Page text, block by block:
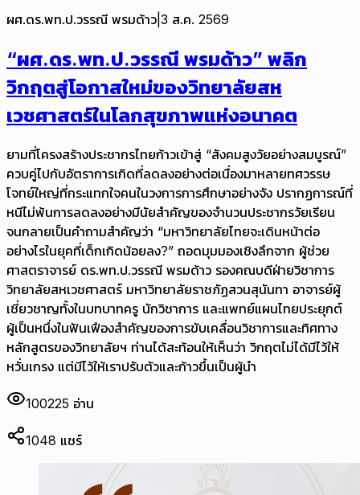
ผศ.ดร.พท.ป.วรรณี พรมด้าว 3 ส.ค. 2569
“ผศ.ดร.พท.ป.วรรณี พรมด้าว” พลิก
วิกฤตสู่โอกาสใหม่ของวิทยาลัยสห
เวชศาสตร์ในโลกสุขภาพแห่งอนาคต
ยามที่โครงสร้างประชากรไทยก้าวเข้าสู่ “สังคมสูงวัยอย่างสมบูรณ์”
ควบคู่ไปกับอัตราการเกิดที่ลดลงอย่างต่อเนื่องมาหลายทศวรรษ
โจทย์ใหญ่ที่กระแทกใจคนในวงการการศึกษาอย่างจัง ปรากฏการณ์ที่
หนีไม่พ้นการลดลงอย่างมีนัยสำคัญของจำนวนประชากรวัยเรียน
จนกลายเป็นคำถามสำคัญว่า “มหาวิทยาลัยไทยจะเดินหน้าต่อ
อย่างไรในยุคที่เด็กเกิดน้อยลง?” ถอดมุมมองเชิงลึกจาก ผู้ช่วย
ศาสตราจารย์ ดร.พท.ป.วรรณี พรมด้าว รองคณบดีฝ่ายวิชาการ
วิทยาลัยสหเวชศาสตร์ มหาวิทยาลัยราชภัฏสวนสุนันทา อาจารย์ผู้
เชี่ยวชาญทั้งในบทบาทครู นักวิชาการ และแพทย์แผนไทยประยุกต์
ผู้เป็นหนึ่งในฟันเฟืองสำคัญของการขับเคลื่อนวิชาการและทิศทาง
หลักสูตรของวิทยาลัยฯ ท่านได้สะท้อนให้เห็นว่า วิกฤตไม่ได้มีไว้ให้
หวั่นเกรง แต่มีไว้ให้เราปรับตัวและก้าวขึ้นเป็นผู้นำ
100225 อ่าน
1048 แชร์